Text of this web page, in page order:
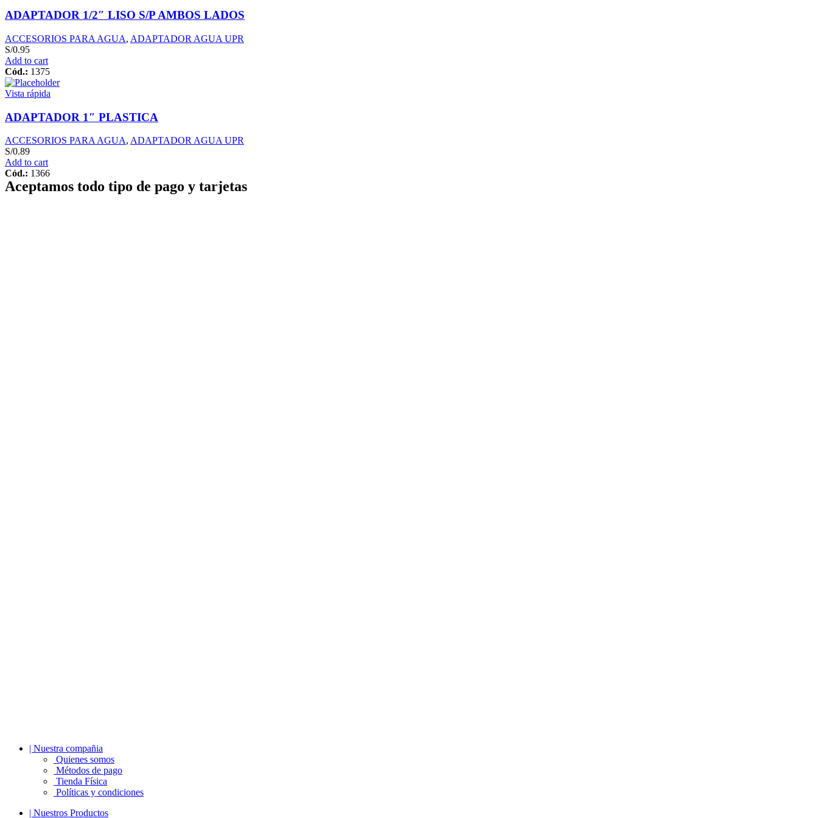
ADAPTADOR 1/2″ LISO S/P AMBOS LADOS
ACCESORIOS PARA AGUA, ADAPTADOR AGUA UPR
S/0.95
Add to cart
Cód.: 1375
Vista rápida
ADAPTADOR 1″ PLASTICA
ACCESORIOS PARA AGUA, ADAPTADOR AGUA UPR
S/0.89
Add to cart
Cód.: 1366
Aceptamos todo tipo de pago y tarjetas
| Nuestra compañia
Quienes somos
Métodos de pago
Tienda Física
Políticas y condiciones
| Nuestros Productos